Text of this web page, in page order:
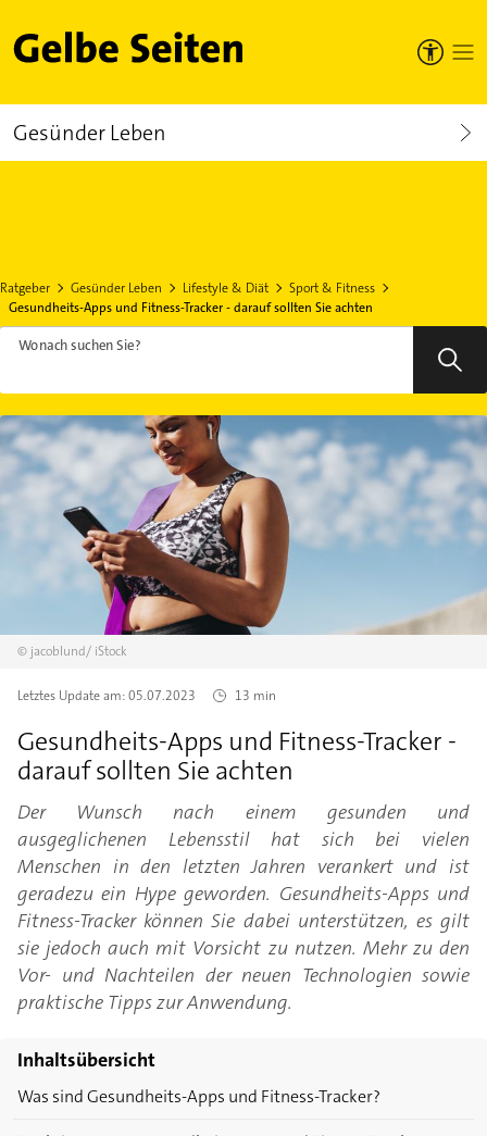
Gelbe Seiten
Gesünder Leben
Ratgeber Gesünder Leben Lifestyle & Diät
Sport & Fitness
Gesundheits-Apps und Fitness-Tracker - darauf sollten Sie achten
Wonach suchen Sie?
© jacoblund/ iStock
Letztes Update am:05.07.2023 13 min
Gesundheits-Apps und Fitness-Tracker -
darauf sollten Sie achten
Der Wunsch nach einem gesunden und
ausgeglichenen Lebensstil hat sich bei vielen
Menschen in den letzten Jahren verankert und ist
geradezu ein Hype geworden. Gesundheits-Apps und
Fitness-Tracker können Sie dabei unterstützen, es gilt
sie jedoch auch mit Vorsicht zu nutzen. Mehr zu den
Vor- und Nachteilen der neuen Technologien sowie
praktische Tipps zur Anwendung.
Inhaltsübersicht
Was sind Gesundheits-Apps und Fitness-Tracker?